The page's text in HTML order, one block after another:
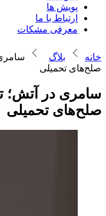
پویش ها
ارتباط با ما
معرفی مشکات
خانه بلاگ
صلح‌های تحمیلی
سامری در آتش؛
صلح‌های تحمیلی